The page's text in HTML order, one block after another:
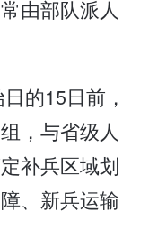
由部队派人
的15日前，
，与省级人
补兵区域划
、新兵运输